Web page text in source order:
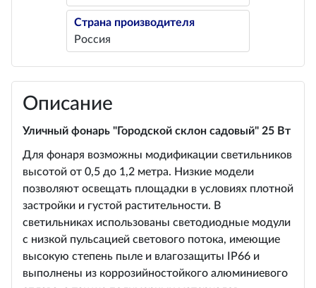
Страна производителя
Россия
Описание
Уличный фонарь "Городской склон садовый" 25 Вт
Для фонаря возможны модификации светильников
высотой от 0,5 до 1,2 метра. Низкие модели
позволяют освещать площадки в условиях плотной
застройки и густой растительности. В
светильниках использованы светодиодные модули
с низкой пульсацией светового потока, имеющие
высокую степень пыле и влагозащиты IP66 и
выполнены из коррозийностойкого алюминиевого